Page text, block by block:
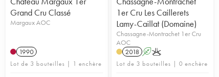
Grand Cru Classé
Margaux AOC
1990
Lot de 3 bouteilles | 1 enchère
1er Cru Les Caillerets
Lamy-Caillat (Domaine)
Chassagne-Montrachet 1er Cru
AOC
2018 AK
Lot de 3 bouteilles | 0 enchère